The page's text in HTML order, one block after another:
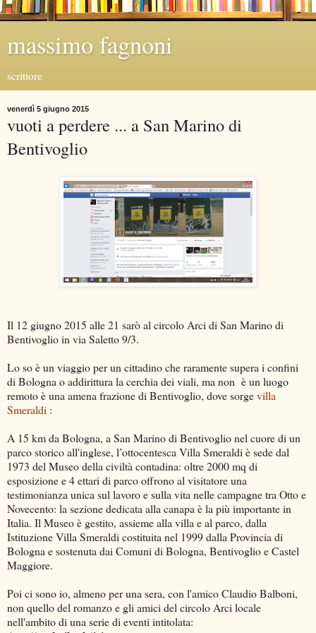
massimo fagnoni
scrittore
venerdì 5 giugno 2015
vuoti a perdere ... a San Marino di
Bentivoglio
Il 12 giugno 2015 alle 21 sarò al circolo Arci di San Marino di
Bentivoglio in via Saletto 9/3.
Lo so è un viaggio per un cittadino che raramente supera i confini
di Bologna o addirittura la cerchia dei viali, ma non è un luogo
remoto è una amena frazione di Bentivoglio, dove sorgevilla
Smeraldi :
A 15 km da Bologna, a San Marino di Bentivoglio nel cuore di un
parco storico all'inglese, l’ottocentesca Villa Smeraldi è sede dal
1973 del Museo della civiltà contadina: oltre 2000 mq di
esposizione e 4 ettari di parco offrono al visitatore una
testimonianza unica sul lavoro e sulla vita nelle campagne tra Otto e
Novecento: la sezione dedicata alla canapa è la più importante in
Italia. Il Museo è gestito, assieme alla villa e al parco, dalla
Istituzione Villa Smeraldi costituita nel 1999 dalla Provincia di
Bologna e sostenuta dai Comuni di Bologna, Bentivoglio e Castel
Maggiore.
Poi ci sono io, almeno per una sera, con l'amico Claudio Balboni,
non quello del romanzo e gli amici del circolo Arci locale
nell'ambito di una serie di eventi intitolata: